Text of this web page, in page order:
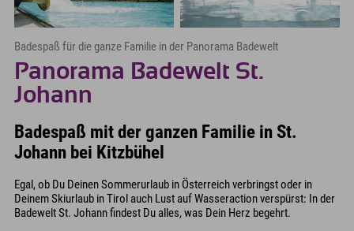
Badespaß für die ganze Familie in der Panorama Badewelt
Panorama Badewelt St.
Johann
Badespaß mit der ganzen Familie in St.
Johann bei Kitzbühel
Egal, ob Du Deinen Sommerurlaub in Österreich verbringst oder in
Deinem Skiurlaub in Tirol auch Lust auf Wasseraction verspürst: In der
Badewelt St. Johann findest Du alles, was Dein Herz begehrt.